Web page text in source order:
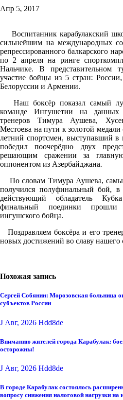
Апр 5, 2017
Воспитанник карабулакский
сильнейшим на международных
репрессированного балкарского
по 2 апреля на ринге
Нальчике. В представительном
участие бойцы из 5 стран:
Белоруссии и Армении.
Наш боксёр показал самый
команде Ингушетии на данных
тренеров Тимура Аушева,
Местоева на пути к золотой
летний спортсмен, выступавший в
победил поочерёдно двух
решающим сражении за
оппонентом из Азербайджана.
По словам Тимура Аушева,
получился полуфинальный бой, в
действующий обладатель
финальный поединки
ингушского бойца.
Поздравляем боксёра и его
новых достижений во славу нашего
Похожая запись
Сергей Собянин: Морозовская больница
субъектов России
J Авг, 2026 Hdd8de
Вниманию жителей города Карабулак:
осторожны!
J Авг, 2026 Hdd8de
В городе Карабулак состоялось
вопросу снижения налоговой нагрузки